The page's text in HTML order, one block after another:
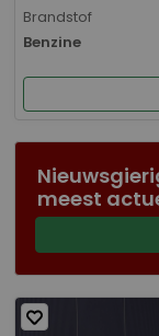
Brandstof
Benzine
meest